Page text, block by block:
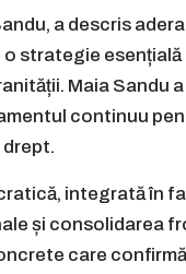
a descris
strategie
Maia Sandu
continuu
integrată în
și consolidarea
care